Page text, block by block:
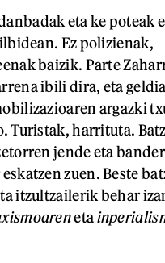
eta ke poteak
Ez polizienak,
baizik. Parte
ibili dira, eta
argazki
Turistak, harrituta.
jende eta
zuen. Beste
itzultzailerik behar
eta